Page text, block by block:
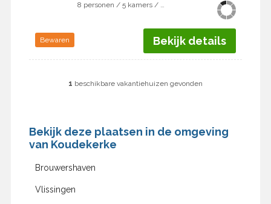
8 personen / 5 kamers / 4 slaapkamers
Bewaren Bekijk details
1 beschikbare vakantiehuizen gevonden
Bekijk deze plaatsen in de omgeving
van Koudekerke
Brouwershaven
Vlissingen